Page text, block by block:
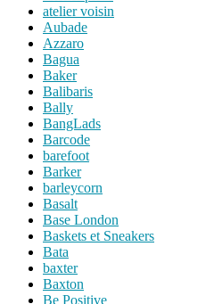
atelier voisin
Aubade
Azzaro
Bagua
Baker
Balibaris
Bally
BangLads
Barcode
barefoot
Barker
barleycorn
Basalt
Base London
Baskets et Sneakers
Bata
baxter
Baxton
Be Positive